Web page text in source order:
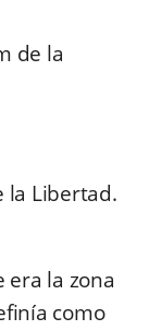
de la
la Libertad.
era la zona
como